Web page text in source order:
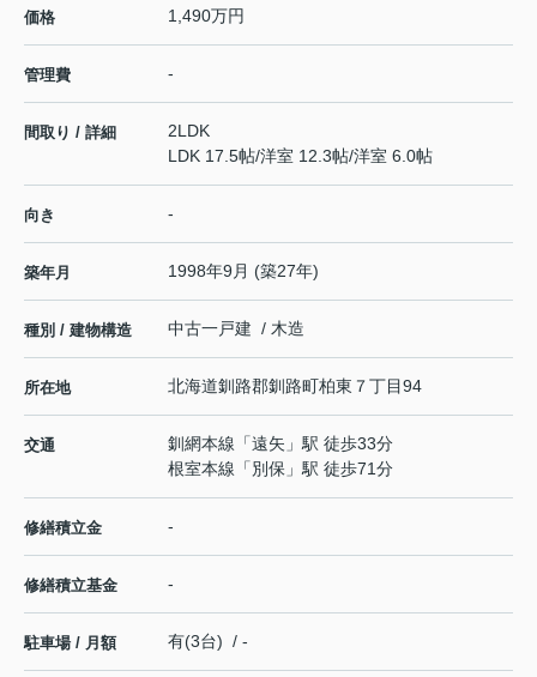
価格 1,490万円
管理費 -
間取り / 詳細
2LDK
LDK 17.5帖/洋室 12.3帖/洋室 6.0帖
向き -
築年月 1998年9月 (築27年)
種別 / 建物構造 中古一戸建 / 木造
所在地 北海道釧路郡釧路町柏東 ７丁目94
交通 釧網本線 「遠矢 」駅 徒歩33分
根室本線 「別保 」駅 徒歩71分
修繕積立金 -
修繕積立基金 -
駐車場 / 月額 有(3台) / -